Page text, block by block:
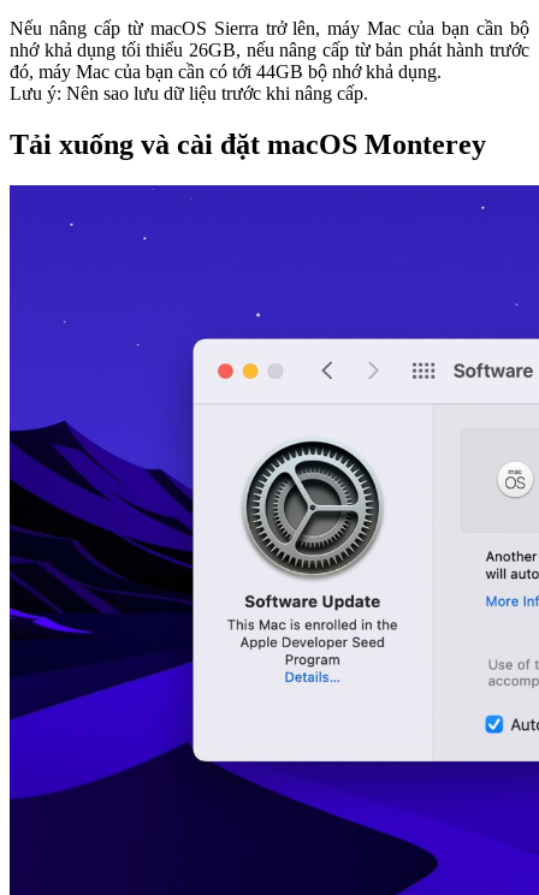
Nếu nâng cấp từ macOS Sierra trở lên, máy Mac của bạn cần bộ
nhớ khả dụng tối thiểu 26GB, nếu nâng cấp từ bản phát hành trước
đó, máy Mac của bạn cần có tới 44GB bộ nhớ khả dụng.
Lưu ý: Nên sao lưu dữ liệu trước khi nâng cấp.
Tải xuống và cài đặt macOS Monterey